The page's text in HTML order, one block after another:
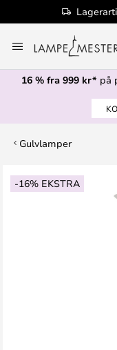
til
innhold
16 % fra 999 kr* på
Gulvlamper
-16% EKSTRA
Gå
til